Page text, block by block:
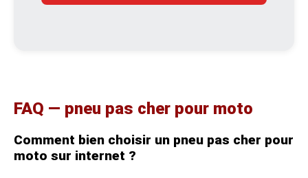
FAQ — pneu pas cher pour moto
Comment bien choisir un pneu pas cher pour
moto sur internet ?